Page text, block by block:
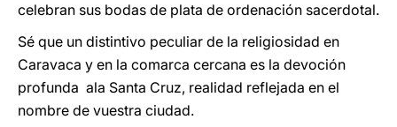
celebran sus bodas de plata de ordenación sacerdotal.
Sé que un distintivo peculiar de la religiosidad en
Caravaca y en la comarca cercana es la devoción
profunda ala Santa Cruz, realidad reflejada en el
nombre de vuestra ciudad.